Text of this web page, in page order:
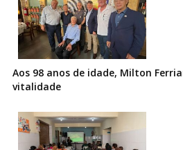
Aos 98 anos de idade, Milton
vitalidade